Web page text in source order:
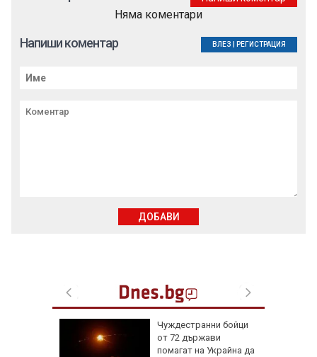
Чуждестранни бойци
от 72 държави
помагат на Украйна да
Няма коментари
Напиши коментар ВЛЕЗ РЕГИСТРАЦИЯ
ДОБАВИ